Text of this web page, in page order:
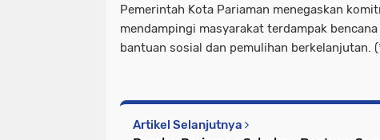
Pemerintah Kota Pariaman menegaskan
mendampingi masyarakat terdampak
bantuan sosial dan pemulihan berkelanjutan.
Artikel Selanjutnya